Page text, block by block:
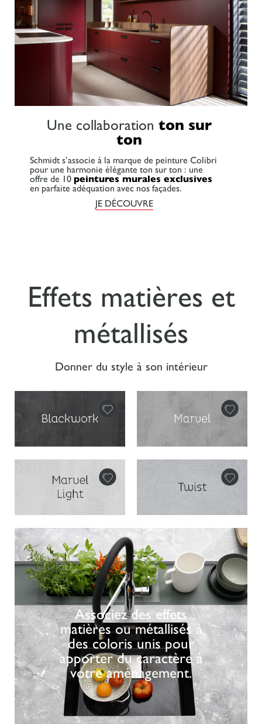
Une collaboration ton sur
ton
Schmidt s’associe à la marque de peinture Colibri
pour une harmonie élégante ton sur ton : une
offre de 10 peintures murales exclusives
en parfaite adéquation avec nos façades.
JE DÉCOUVRE
Effets matières et
métallisés
Donner du style à son intérieur
Associez des effets
matières ou métallisés à
des coloris unis pour
apporter du caractère à
votre aménagement.